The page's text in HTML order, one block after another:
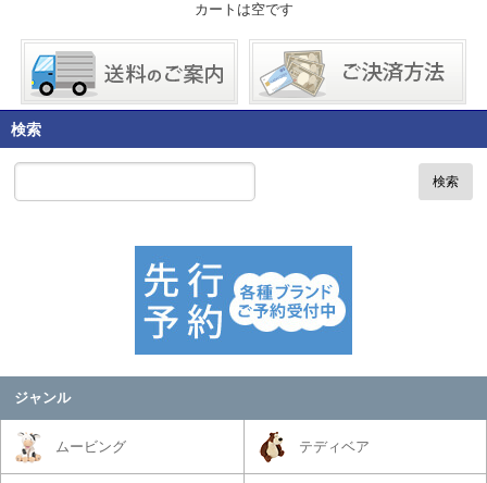
カートは空です
検索
検索
ジャンル
ムービング テディベア